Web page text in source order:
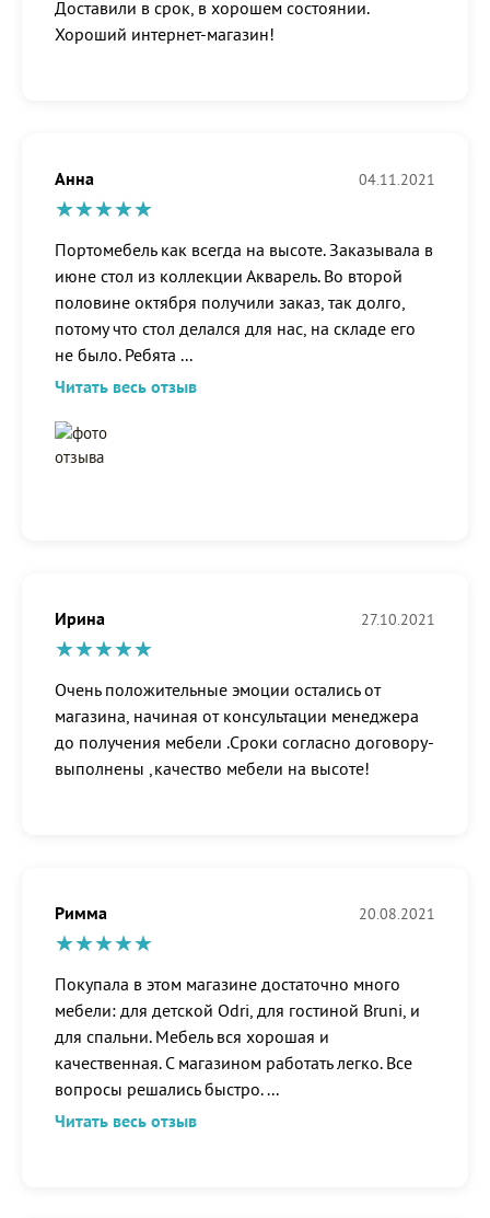
Доставили в срок, в хорошем состоянии.
Хороший интернет-магазин!
Анна 04.11.2021
Портомебель как всегда на высоте. Заказывала в
июне стол из коллекции Акварель. Во второй
половине октября получили заказ, так долго,
потому что стол делался для нас, на складе его
не было. Ребята ...
Читать весь отзыв
Ирина 27.10.2021
Очень положительные эмоции остались от
магазина, начиная от консультации менеджера
до получения мебели .Сроки согласно договору-
выполнены ,качество мебели на высоте!
Римма 20.08.2021
Покупала в этом магазине достаточно много
мебели: для детской Odri, для гостиной Bruni, и
для спальни. Мебель вся хорошая и
качественная. С магазином работать легко. Все
вопросы решались быстро. ...
Читать весь отзыв